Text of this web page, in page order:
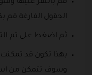
قم بالنقر عليها
الحقول الفارغة قم
ثم اضغط على تم
بهذا تكون قد
وسوف تتمكن من